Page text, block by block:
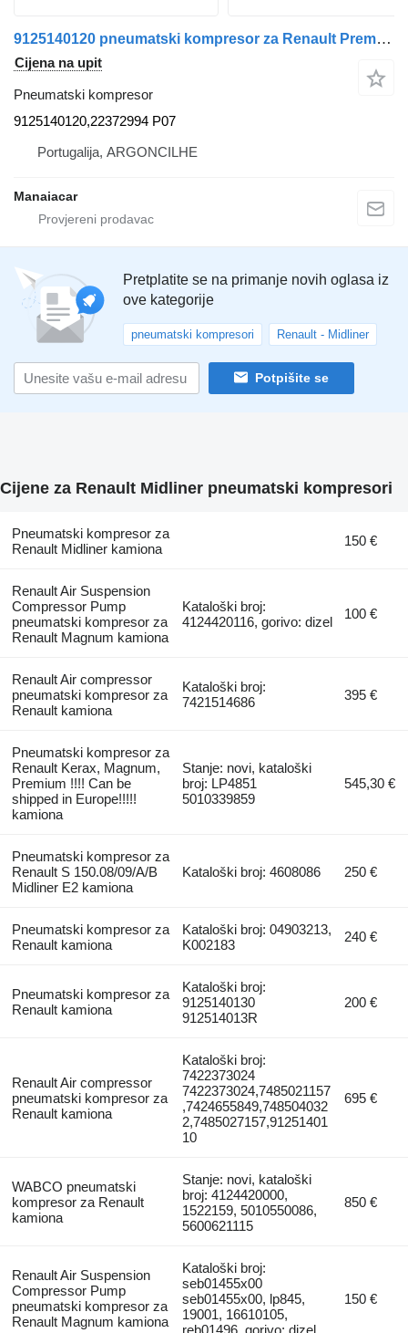
9125140120 pneumatski kompresor za Renault Premium 2 | 05 kamiona
Cijena na upit
Pneumatski kompresor
9125140120,22372994 P07
Portugalija, ARGONCILHE
Manaiacar
Pretplatite se na primanje novih oglasa iz
ove kategorije
pneumatski kompresori Renault - Midliner
Potpišite se
Cijene za Renault Midliner pneumatski kompresori
Pneumatski kompresor za
Renault Midliner kamiona
150 €
Renault Air Suspension
Compressor Pump
pneumatski kompresor za
Renault Magnum kamiona
Kataloški broj:
4124420116, gorivo: dizel
100 €
Renault Air compressor
pneumatski kompresor za
Renault kamiona
Kataloški broj:
7421514686
395 €
Pneumatski kompresor za
Renault Kerax, Magnum,
Premium !!!! Can be
shipped in Europe!!!!!
kamiona
Stanje: novi, kataloški
broj: LP4851
5010339859
545,30 €
Pneumatski kompresor za
Renault S 150.08/09/A/B
Midliner E2 kamiona
Kataloški broj: 4608086 250 €
Pneumatski kompresor za
Renault kamiona
Kataloški broj: 04903213,
K002183
240 €
Pneumatski kompresor za
Renault kamiona
Kataloški broj:
9125140130
912514013R
200 €
Renault Air compressor
pneumatski kompresor za
Renault kamiona
Kataloški broj:
7422373024
7422373024,7485021157
,7424655849,748504032
2,7485027157,91251401
10
695 €
WABCO pneumatski
kompresor za Renault
kamiona
Stanje: novi, kataloški
broj: 4124420000,
1522159, 5010550086,
5600621115
850 €
Renault Air Suspension
Compressor Pump
pneumatski kompresor za
Renault Magnum kamiona
Kataloški broj:
seb01455x00
seb01455x00, lp845,
19001, 16610105,
150 €